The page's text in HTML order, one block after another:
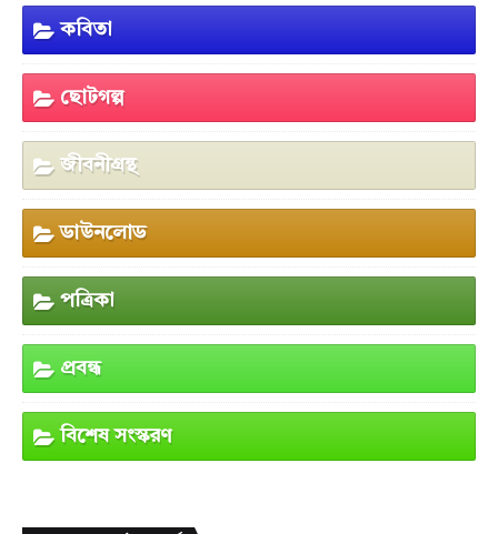
কবিতা
ছোটগল্প
জীবনীগ্রন্থ
ডাউনলোড
পত্রিকা
প্রবন্ধ
বিশেষ সংস্করণ